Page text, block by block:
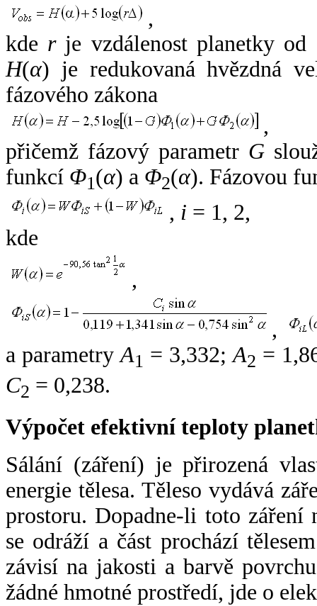
,
kde rje vzdálenost planetky od
H(α) je redukovaná hvězdná
fázového zákona
,
přičemž fázový parametr G
funkcí Φ1(α) a Φ2(α). Fázovou
, i = 1, 2,
kde
,
,
a parametryA1 = 3,332;A2 =
C2 = 0,238.
Výpočet efektivní teploty
Sálání (záření) je přirozená
energie tělesa. Těleso vydává
prostoru. Dopadne-li toto záření
se odráží a část prochází
závisí na jakosti a barvě
žádné hmotné prostředí, jde o